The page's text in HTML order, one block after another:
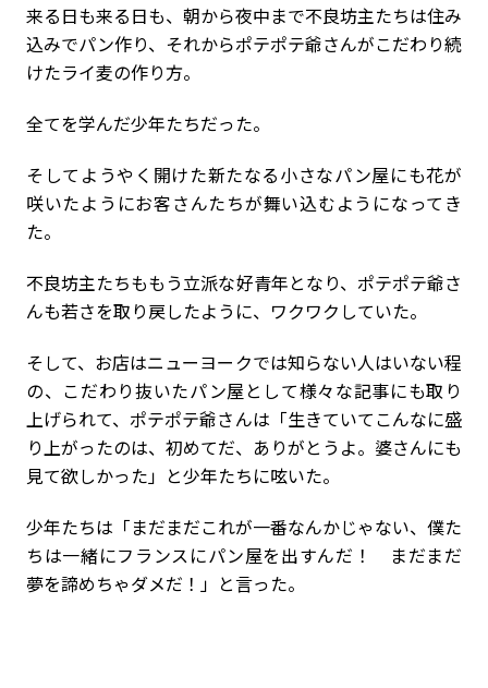
来る日も来る日も、朝から夜中まで不良坊主たちは住み
込みでパン作り、それからポテポテ爺さんがこだわり続
けたライ麦の作り方。
全てを学んだ少年たちだった。
そしてようやく開けた新たなる小さなパン屋にも花が
咲いたようにお客さんたちが舞い込むようになってき
た。
不良坊主たちももう立派な好青年となり、ポテポテ爺さ
んも若さを取り戻したように、ワクワクしていた。
そして、お店はニューヨークでは知らない人はいない程
の、こだわり抜いたパン屋として様々な記事にも取り
上げられて、ポテポテ爺さんは「生きていてこんなに盛
り上がったのは、初めてだ、ありがとうよ。婆さんにも
見て欲しかった」と少年たちに呟いた。
少年たちは「まだまだこれが一番なんかじゃない、僕た
ちは一緒にフランスにパン屋を出すんだ！ まだまだ
夢を諦めちゃダメだ！」と言った。